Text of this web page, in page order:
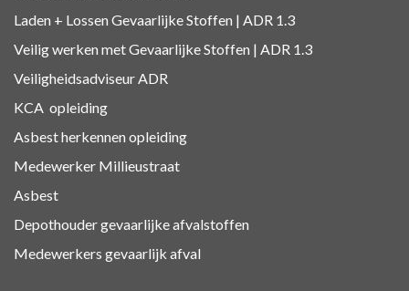
Laden + Lossen Gevaarlijke Stoffen | ADR 1.3
Veilig werken met Gevaarlijke Stoffen | ADR 1.3
Veiligheidsadviseur ADR
KCA opleiding
Asbest herkennenopleiding
Medewerker Millieustraat
Asbest
Depothouder gevaarlijke afvalstoffen
Medewerkers gevaarlijk afval